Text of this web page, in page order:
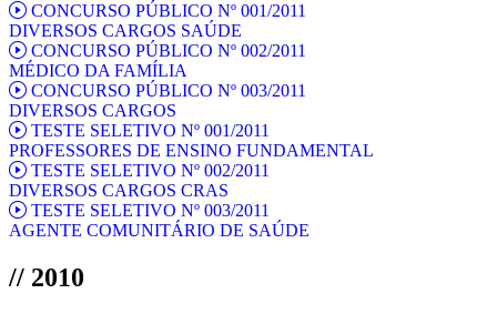
CONCURSO PÚBLICO Nº 001/2011
DIVERSOS CARGOS SAÚDE
CONCURSO PÚBLICO Nº 002/2011
MÉDICO DA FAMÍLIA
CONCURSO PÚBLICO Nº 003/2011
DIVERSOS CARGOS
TESTE SELETIVO Nº 001/2011
PROFESSORES DE ENSINO FUNDAMENTAL
TESTE SELETIVO Nº 002/2011
DIVERSOS CARGOS CRAS
TESTE SELETIVO Nº 003/2011
AGENTE COMUNITÁRIO DE SAÚDE
// 2010